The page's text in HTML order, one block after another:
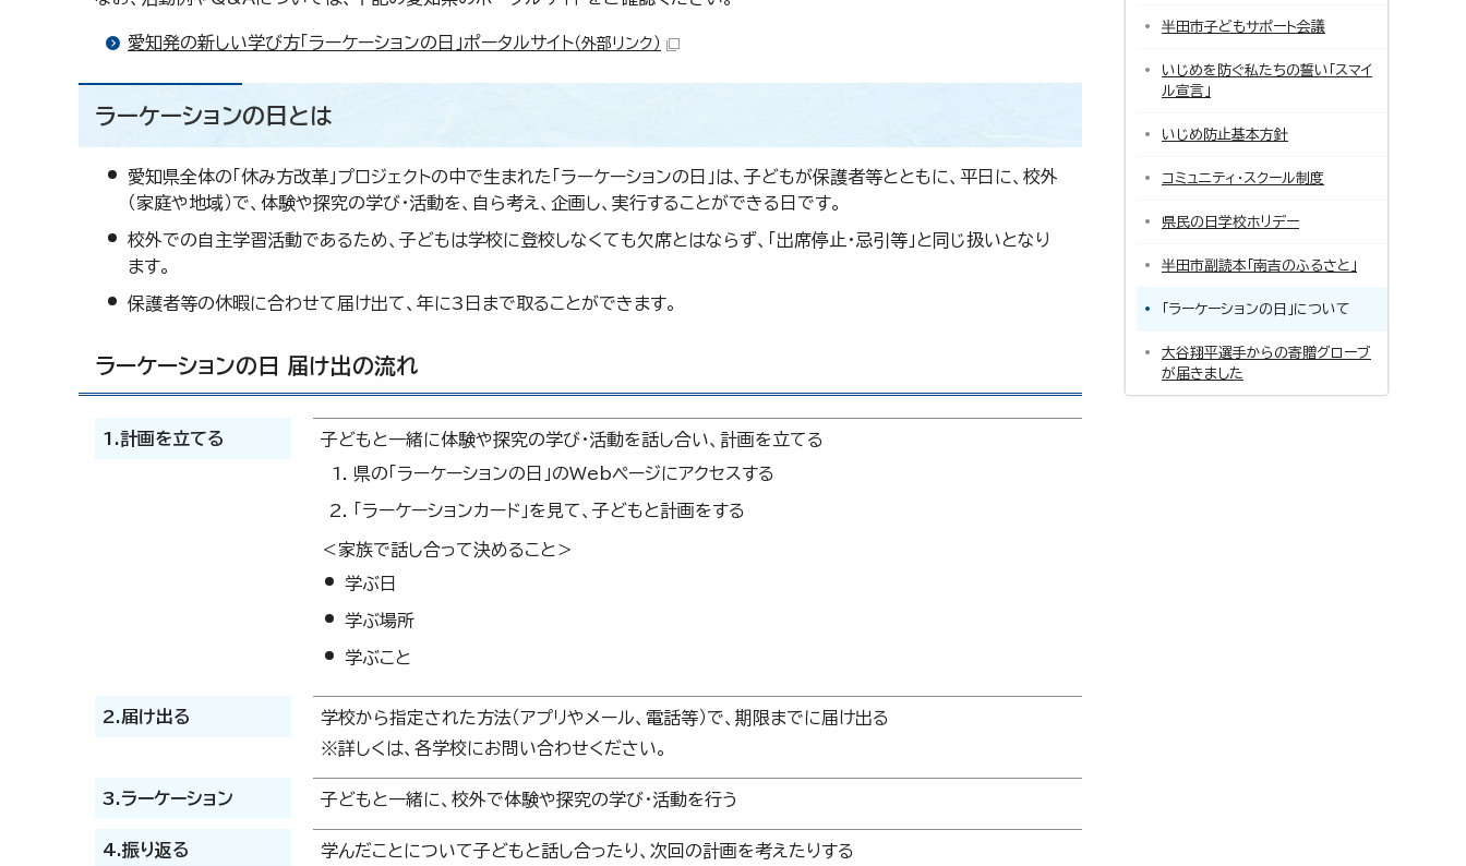
愛知発の新しい学び方「ラーケーションの日」ポータルサイト（外部リンク）
ラーケーションの日とは
愛知県全体の「休み方改革」プロジェクトの中で生まれた「ラーケーションの日」は、子どもが保護者等とともに、平日に、校外
（家庭や地域）で、体験や探究の学び・活動を、自ら考え、企画し、実行することができる日です。
校外での自主学習活動であるため、子どもは学校に登校しなくても欠席とはならず、「出席停止・忌引等」と同じ扱いとなり
ます。
保護者等の休暇に合わせて届け出て、年に3日まで取ることができます。
ラーケーションの日 届け出の流れ
1.計画を立てる
子どもと一緒に体験や探究の学び・活動を話し合い、計画を立てる
県の「ラーケーションの日」のWebページにアクセスする
「ラーケーションカード」を見て、子どもと計画をする
＜家族で話し合って決めること＞
学ぶ日
学ぶ場所
学ぶこと
2.届け出る
学校から指定された方法（アプリやメール、電話等）で、期限までに届け出る
※詳しくは、各学校にお問い合わせください。
3.ラーケーション 子どもと一緒に、校外で体験や探究の学び・活動を行う
4.振り返る 学んだことについて子どもと話し合ったり、次回の計画を考えたりする
半田市子どもサポート会議
いじめを防ぐ私たちの誓い「スマイ
ル宣言」
いじめ防止基本方針
コミュニティ・スクール制度
県民の日学校ホリデー
半田市副読本「南吉のふるさと」
「ラーケーションの日」について
大谷翔平選手からの寄贈グローブ
が届きました